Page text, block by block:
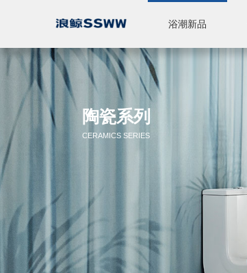
浴潮新品
智能座便器
休闲产品
全卫定制
标准浴室柜
陶瓷
五金
淋浴房
陶瓷系列
CERAMICS SERIES